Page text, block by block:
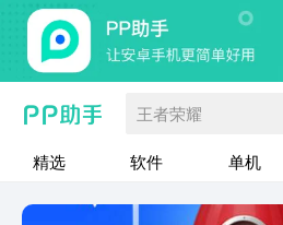
王者荣耀
精选 软件 单机